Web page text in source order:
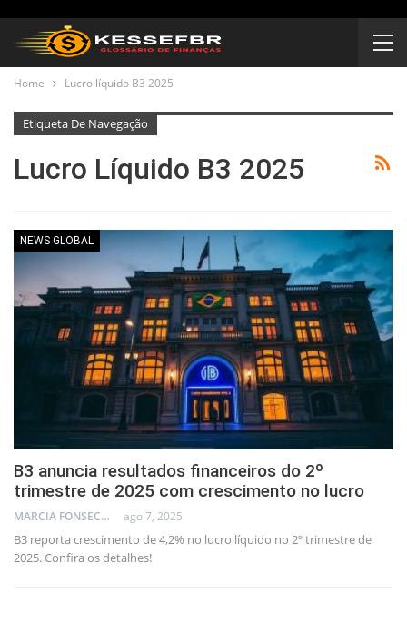
Home Lucro líquido B3 2025
Etiqueta De Navegação
Lucro Líquido B3 2025
NEWS GLOBAL
B3 anuncia resultados financeiros do 2º
trimestre de 2025 com crescimento no lucro
MARCIA FONSECA - FINANCIAL CONSULTANT ago 7, 2025
B3 reporta crescimento de 4,2% no lucro líquido no 2º trimestre de
2025. Confira os detalhes!